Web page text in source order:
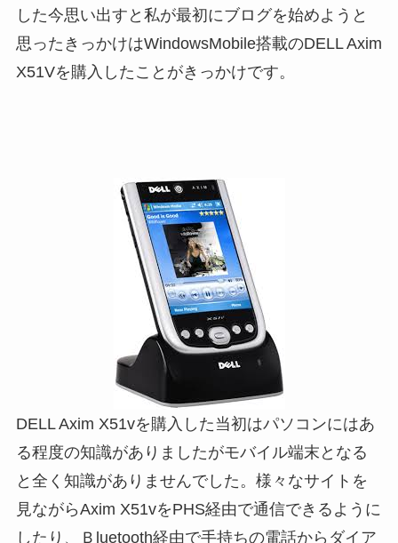
した今思い出すと私が最初にブログを始めようと
思ったきっかけはWindowsMobile搭載のDELL Axim
X51Vを購入したことがきっかけです。
DELL Axim X51vを購入した当初はパソコンにはあ
る程度の知識がありましたがモバイル端末となる
と全く知識がありませんでした。様々なサイトを
見ながらAxim X51vをPHS経由で通信できるように
したり、Ｂluetooth経由で手持ちの電話からダイア